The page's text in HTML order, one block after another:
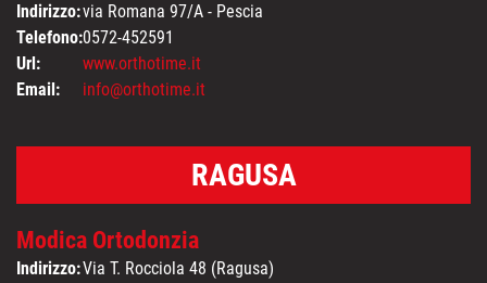
Indirizzo:via Romana 97/A - Pescia
Telefono:0572-452591
Url:
www.orthotime.it
Email:
info@orthotime.it
RAGUSA
Modica Ortodonzia
Indirizzo:Via T. Rocciola 48 (Ragusa)